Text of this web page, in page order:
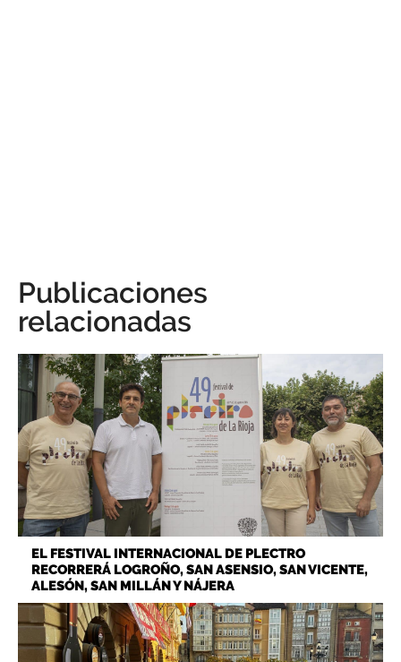
Publicaciones
relacionadas
EL FESTIVAL INTERNACIONAL DE PLECTRO
RECORRERÁ LOGROÑO, SAN ASENSIO, SAN VICENTE,
ALESÓN, SAN MILLÁN Y NÁJERA